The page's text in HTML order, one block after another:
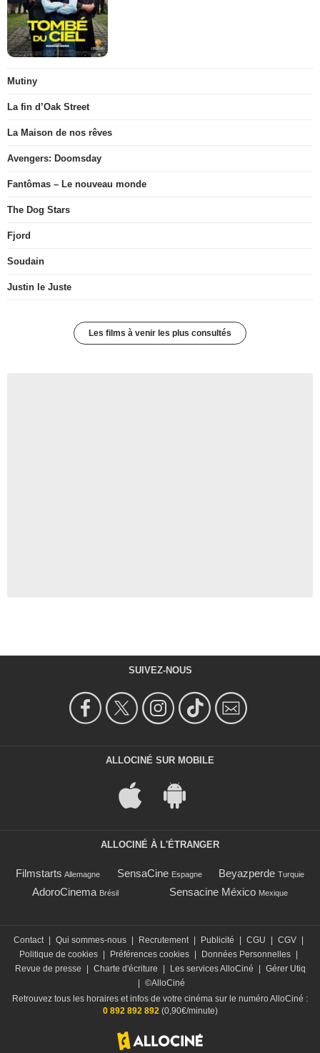
Mutiny
La fin d’Oak Street
La Maison de nos rêves
Avengers: Doomsday
Fantômas – Le nouveau monde
The Dog Stars
Fjord
Soudain
Justin le Juste
Les films à venir les plus consultés
SUIVEZ-NOUS
ALLOCINÉ SUR MOBILE
ALLOCINÉ À L'ÉTRANGER
Filmstarts Allemagne SensaCine Espagne Beyazperde Turquie
AdoroCinema Brésil Sensacine México Mexique
Contact | Qui sommes-nous | Recrutement | Publicité | CGU | CGV |
Politique de cookies | Préférences cookies | Données Personnelles |
Revue de presse
| Charte d'écriture | Les services AlloCiné | Gérer Utiq
| ©AlloCiné
Retrouvez tous les horaires et infos de votre cinéma sur le numéro AlloCiné :
0 892 892 892(0,90€/minute)